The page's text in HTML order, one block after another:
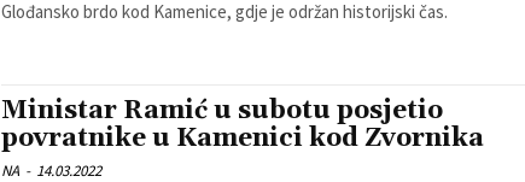
Glođansko brdo kod Kamenice, gdje je održan historijski čas.
Ministar Ramić u subotu posjetio
povratnike u Kamenici kod Zvornika
NA - 14.03.2022